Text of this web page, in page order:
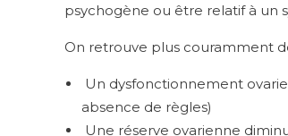
psychogène ou être relatif à un
On retrouve plus couramment
Un dysfonctionnement
absence de règles)
Une réserve ovarienne